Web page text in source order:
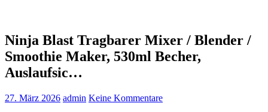
Ninja Blast Tragbarer Mixer / Blender /
Smoothie Maker, 530ml Becher,
Auslaufsic…
27. März 2026 admin Keine Kommentare